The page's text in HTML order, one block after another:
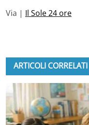
Via | Il Sole 24 ore
ARTICOLI CORRELATI